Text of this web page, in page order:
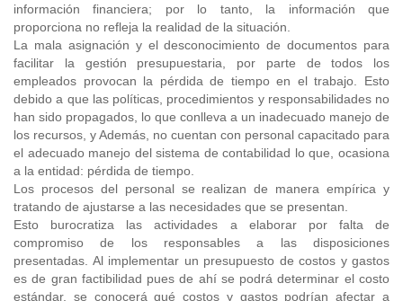
información financiera; por lo tanto, la información que
proporciona no refleja la realidad de la situación.
La mala asignación y el desconocimiento de documentos para
facilitar la gestión presupuestaria, por parte de todos los
empleados provocan la pérdida de tiempo en el trabajo. Esto
debido a que las políticas, procedimientos y responsabilidades no
han sido propagados, lo que conlleva a un inadecuado manejo de
los recursos, y Además, no cuentan con personal capacitado para
el adecuado manejo del sistema de contabilidad lo que, ocasiona
a la entidad: pérdida de tiempo.
Los procesos del personal se realizan de manera empírica y
tratando de ajustarse a las necesidades que se presentan.
Esto burocratiza las actividades a elaborar por falta de
compromiso de los responsables a las disposiciones
presentadas. Al implementar un presupuesto de costos y gastos
es de gran factibilidad pues de ahí se podrá determinar el costo
estándar, se conocerá qué costos y gastos podrían afectar a